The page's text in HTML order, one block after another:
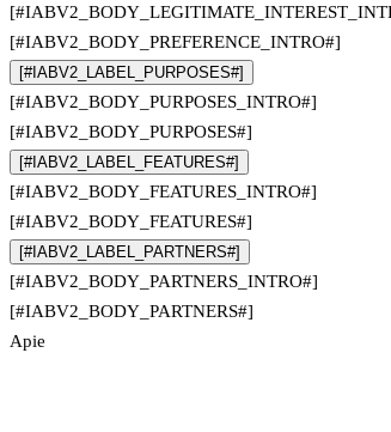
[#IABV2_BODY_PREFERENCE_INTRO#]
[#IABV2_LABEL_PURPOSES#]
[#IABV2_BODY_PURPOSES_INTRO#]
[#IABV2_BODY_PURPOSES#]
[#IABV2_LABEL_FEATURES#]
[#IABV2_BODY_FEATURES_INTRO#]
[#IABV2_BODY_FEATURES#]
[#IABV2_LABEL_PARTNERS#]
[#IABV2_BODY_PARTNERS_INTRO#]
[#IABV2_BODY_PARTNERS#]
Apie